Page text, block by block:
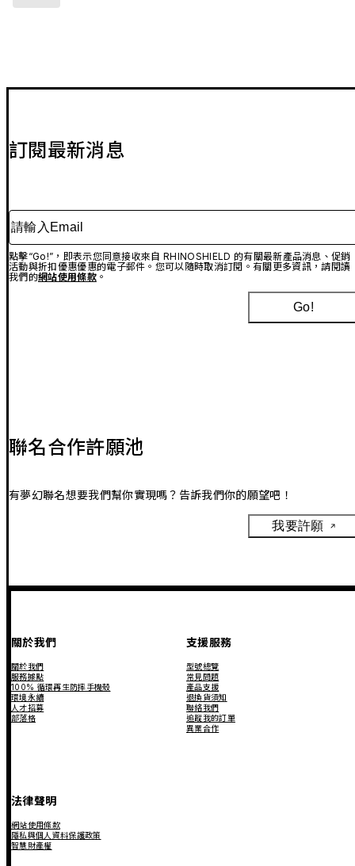
訂閱最新消息
請輸入Email
點擊“Go!”，即表示您同意接收來自 RHINOSHIELD 的有關最新產品消息、促銷
活動與折扣優惠優惠的電子郵件。您可以隨時取消訂閱。有關更多資訊，請閱讀
我們的網站使用條款。
Go!
聯名合作許願池
有夢幻聯名想要我們幫你實現嗎？告訴我們你的願望吧！
我要許願
關於我們
關於我們
服務據點
100% 循環再生防摔手機殼
環境永續
人才招募
部落格
支援服務
型號總覽
常見問題
產品支援
退換貨須知
聯絡我們
追蹤我的訂單
異業合作
法律聲明
網站使用條款
隱私與個人資料保護政策
智慧財產權